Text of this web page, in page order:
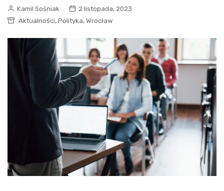
Kamil Sośniak
2 listopada, 2023
Aktualności, Polityka, Wrocław